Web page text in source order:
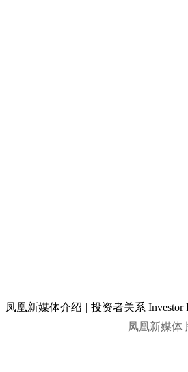
凤凰新媒体介绍 | 投资者关系 Investor
凤凰新媒体